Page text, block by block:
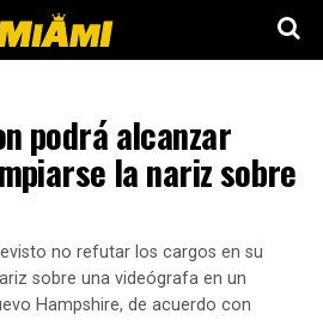
podrá alcanzar
la nariz sobre
no refutar los cargos en su
sobre una videógrafa en un
Hampshire, de acuerdo con